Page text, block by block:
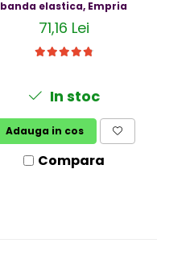
banda elastica, Empria
71,16 Lei
In stoc
Adauga in cos
Compara